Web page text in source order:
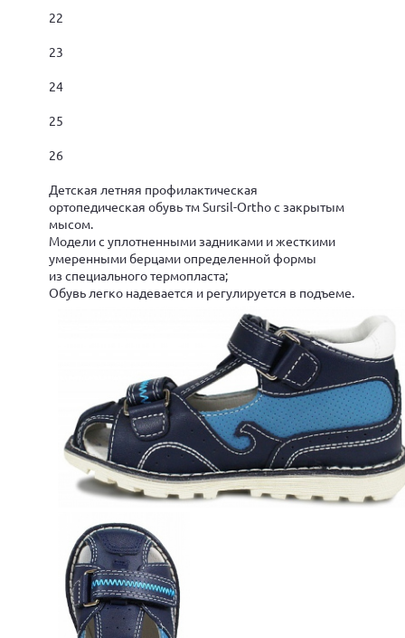
22
23
24
25
26
Детская летняя профилактическая
ортопедическая обувь тм Sursil-Ortho с закрытым
мысом.
Модели с уплотненными задниками и жесткими
умеренными берцами определенной формы
из специального термопласта;
Обувь легко надевается и регулируется в подъеме.